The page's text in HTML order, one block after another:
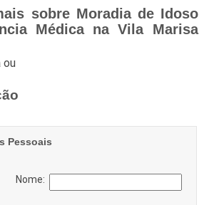
sobre Moradia de Idoso
Médica na Vila Marisa
ou
Pessoais
Nome: